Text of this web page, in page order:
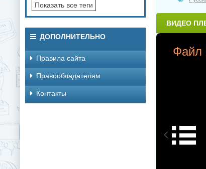
ВИДЕО
Файл
Показать все теги
ДОПОЛНИТЕЛЬНО
Правила сайта
Правообладателям
Контакты